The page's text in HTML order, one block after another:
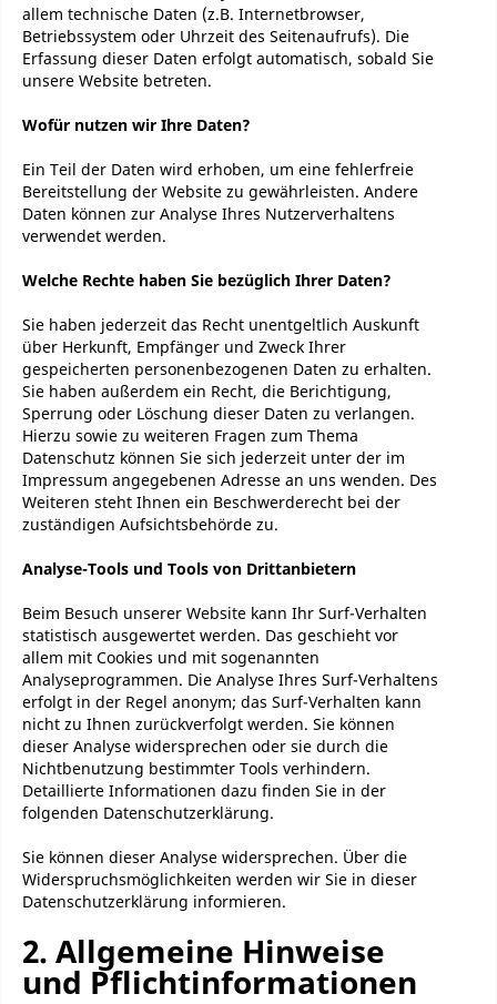
allem technische Daten (z.B. Internetbrowser,
Betriebssystem oder Uhrzeit des Seitenaufrufs). Die
Erfassung dieser Daten erfolgt automatisch, sobald Sie
unsere Website betreten.
Wofür nutzen wir Ihre Daten?
Ein Teil der Daten wird erhoben, um eine fehlerfreie
Bereitstellung der Website zu gewährleisten. Andere
Daten können zur Analyse Ihres Nutzerverhaltens
verwendet werden.
Welche Rechte haben Sie bezüglich Ihrer Daten?
Sie haben jederzeit das Recht unentgeltlich Auskunft
über Herkunft, Empfänger und Zweck Ihrer
gespeicherten personenbezogenen Daten zu erhalten.
Sie haben außerdem ein Recht, die Berichtigung,
Sperrung oder Löschung dieser Daten zu verlangen.
Hierzu sowie zu weiteren Fragen zum Thema
Datenschutz können Sie sich jederzeit unter der im
Impressum angegebenen Adresse an uns wenden. Des
Weiteren steht Ihnen ein Beschwerderecht bei der
zuständigen Aufsichtsbehörde zu.
Analyse-Tools und Tools von Drittanbietern
Beim Besuch unserer Website kann Ihr Surf-Verhalten
statistisch ausgewertet werden. Das geschieht vor
allem mit Cookies und mit sogenannten
Analyseprogrammen. Die Analyse Ihres Surf-Verhaltens
erfolgt in der Regel anonym; das Surf-Verhalten kann
nicht zu Ihnen zurückverfolgt werden. Sie können
dieser Analyse widersprechen oder sie durch die
Nichtbenutzung bestimmter Tools verhindern.
Detaillierte Informationen dazu finden Sie in der
folgenden Datenschutzerklärung.
Sie können dieser Analyse widersprechen. Über die
Widerspruchsmöglichkeiten werden wir Sie in dieser
Datenschutzerklärung informieren.
2. Allgemeine Hinweise
und Pflichtinformationen